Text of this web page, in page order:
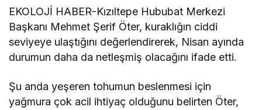
EKOLOJİ HABER-Kızıltepe Hububat Merkezi
Başkanı Mehmet Şerif Öter, kuraklığın ciddi
seviyeye ulaştığını değerlendirerek, Nisan ayında
durumun daha da netleşmiş olacağını ifade etti.
Şu anda yeşeren tohumun beslenmesi için
yağmura çok acil ihtiyaç olduğunu belirten Öter,